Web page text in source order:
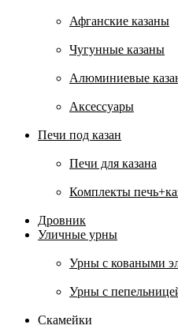
Афганские казаны
Чугунные казаны
Алюминиевые
Аксессуары
Печи под казан
Печи для казана
Комплекты
Дровник
Уличные урны
Урны с коваными
Урны с
Скамейки